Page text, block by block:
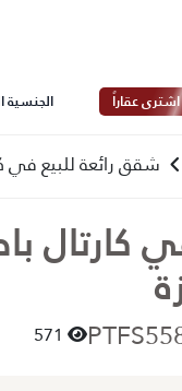
اشترى عقاراً الجنسية
شقق رائعة للبيع في
كارتال